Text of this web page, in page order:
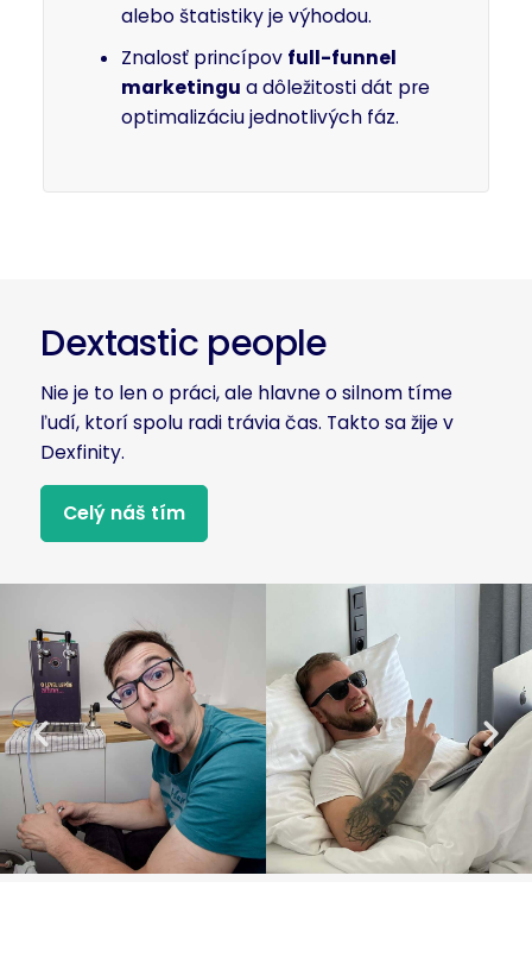
alebo štatistiky je výhodou.
Znalosť princípov full-funnel
marketingu a dôležitosti dát pre
optimalizáciu jednotlivých fáz.
Dextastic people
Nie je to len o práci, ale hlavne o silnom tíme
ľudí, ktorí spolu radi trávia čas. Takto sa žije v
Dexfinity.
Celý náš tím